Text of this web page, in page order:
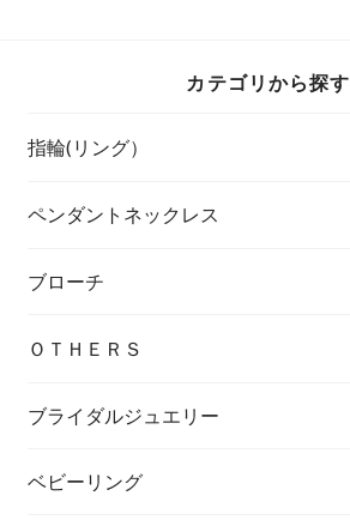
カテゴリから探す
指輪(リング）
ペンダントネックレス
ブローチ
ＯＴＨＥＲＳ
ブライダルジュエリー
ベビーリング